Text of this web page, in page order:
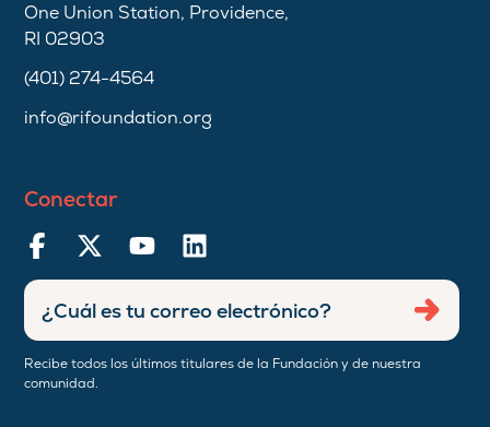
One Union Station, Providence,
RI 02903
(401) 274-4564
info@rifoundation.org
Conectar
Recibe todos los últimos titulares de la Fundación y de nuestra
comunidad.
Ingresar
dirección
de
correo
Enviar